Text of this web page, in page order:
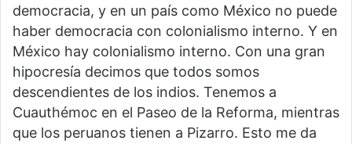
democracia, y en un país como México no puede
haber democracia con colonialismo interno. Y en
México hay colonialismo interno. Con una gran
hipocresía decimos que todos somos
descendientes de los indios. Tenemos a
Cuauthémoc en el Paseo de la Reforma, mientras
que los peruanos tienen a Pizarro. Esto me da